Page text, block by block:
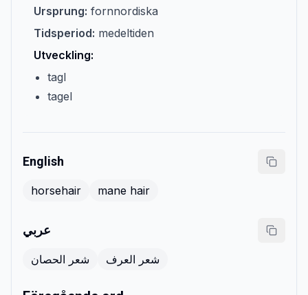
Ursprung: fornnordiska
Tidsperiod: medeltiden
Utveckling:
tagl
tagel
English
horsehair mane hair
عربي
شعر الحصان شعر العرف